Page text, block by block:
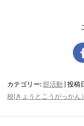
カテゴリー: 部活動 | 投稿
校(きょうとこうがっかん）